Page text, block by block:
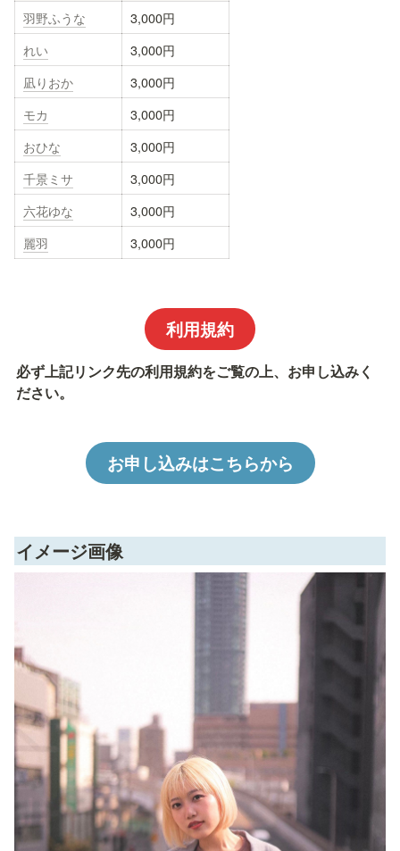
羽野ふうな
3,000円
れい
3,000円
凪りおか
3,000円
モカ
3,000円
おひな
3,000円
千景ミサ
3,000円
六花ゆな
3,000円
麗羽
3,000円
利用規約
必ず上記リンク先の利用規約をご覧の上、お申し込みく
ださい。
お申し込みはこちらから
イメージ画像